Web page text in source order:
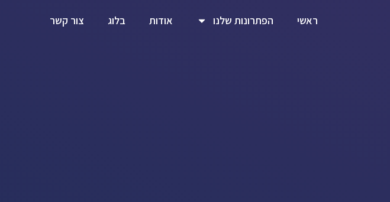
ראשי הפתרונות שלנו אודות בלוג צור קשר